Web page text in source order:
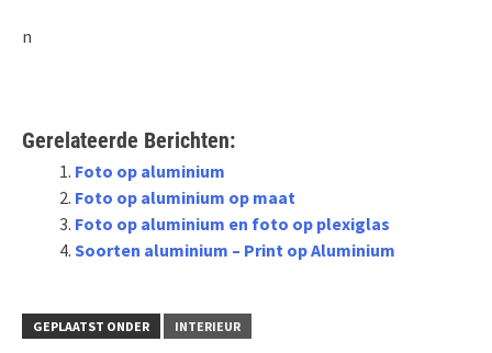
n
Gerelateerde Berichten:
Foto op aluminium
Foto op aluminium op maat
Foto op aluminium en foto op plexiglas
Soorten aluminium – Print op Aluminium
GEPLAATST ONDER INTERIEUR